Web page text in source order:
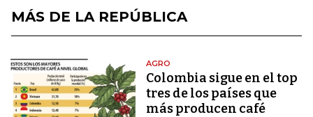
MÁS DE LA REPÚBLICA
AGRO
Colombia sigue en el top
tres de los países que
más producen café